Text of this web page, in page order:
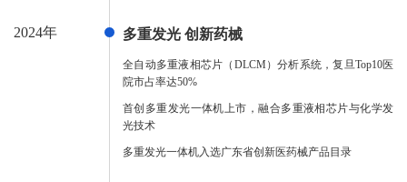
2024年 多重发光 创新药械
全自动多重液相芯片（DLCM）分析系统，复旦Top10医
院市占率达50%
首创多重发光一体机上市，融合多重液相芯片与化学发
光技术
多重发光一体机入选广东省创新医药械产品目录